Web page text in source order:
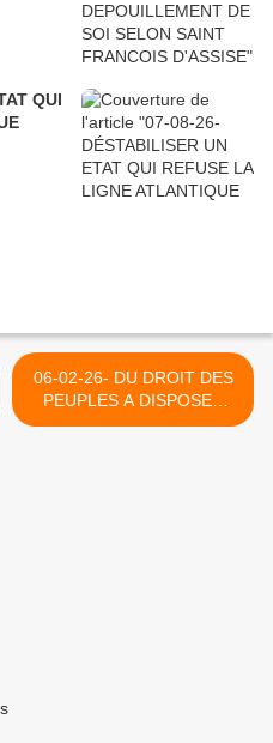
QUI
06-02-26- DU DROIT DES
PEUPLES A DISPOSER
D'EUX MÊMES (JEAN